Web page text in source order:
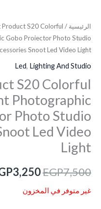
الرئيسية /
S20 Colorful
Gobo Proiector Photo Studio
Snoot Led Video Light
Led, Lighting And Studio
S20 Colorful
Photographic
Photo Studio
Led Video
Light
EGP7,500
3,250
غير متوفر في المخزون